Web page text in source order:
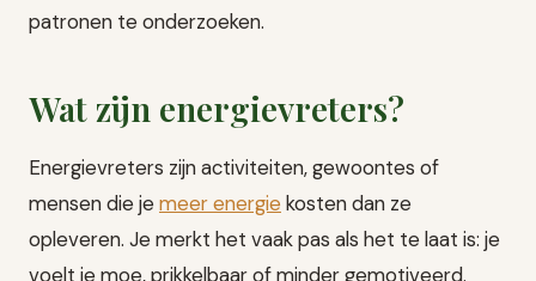
patronen te onderzoeken.
Wat zijn energievreters?
Energievreters zijn activiteiten, gewoontes of
mensen die jemeer energie kosten dan ze
opleveren. Je merkt het vaak pas als het te laat is: je
voelt je moe, prikkelbaar of minder gemotiveerd.